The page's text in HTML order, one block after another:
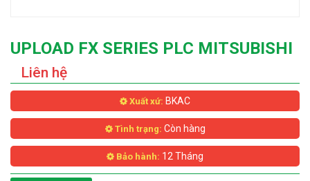
UPLOAD FX SERIES PLC MITSUBISHI
Liên hệ
Xuất xứ: BKAC
Tình trạng: Còn hàng
Bảo hành: 12 Tháng